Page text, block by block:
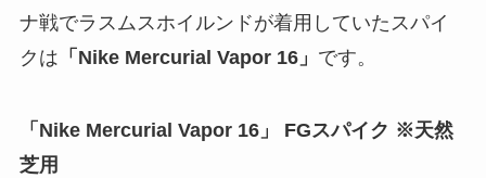
ナ戦でラスムスホイルンドが着用していたスパイ
クは 「Nike Mercurial Vapor 16」 です。
「Nike Mercurial Vapor 16」 FGスパイク ※天然
芝用